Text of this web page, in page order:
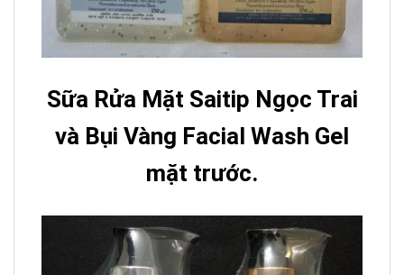
Sữa Rửa Mặt Saitip Ngọc Trai
và Bụi Vàng Facial Wash Gel
mặt trước.